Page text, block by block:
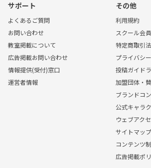
サポート
よくあるご質問
お問い合わせ
教室掲載について
広告掲載お問い合わせ
情報提供(受付)窓口
運営者情報
その他
利用規約
スクール会
特定商取引
プライバシ
投稿ガイド
加盟団体・
ブランドコ
公式キャラ
ウェブアク
サイトマップ
コンテンツ
広告掲載ポ